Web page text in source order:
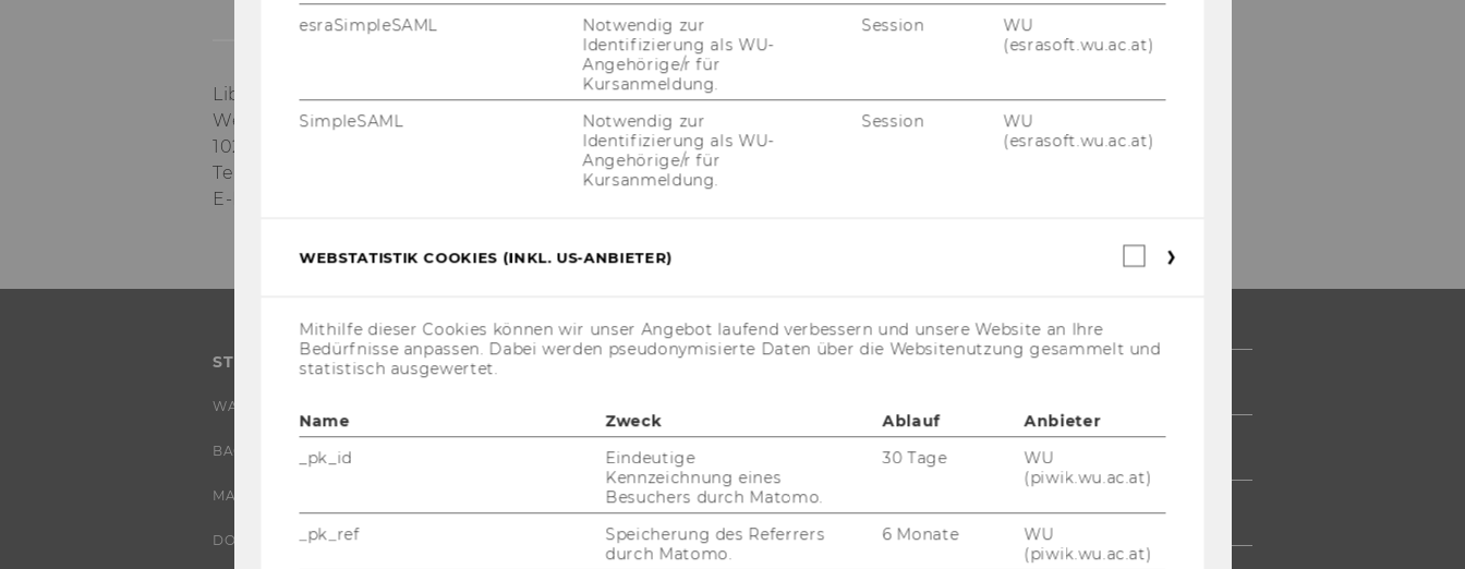
Li­bra­ry & Lear­ning Cen­ter, Level 4
Welt­han­dels­platz 1
1020 Vi­en­na
Tel: +43-​1-31336-4390
E-​Mail:
STUDIUM
WARUM WU?
BACHELOR
MASTER
DOKTORAT / PHD
FORSCHUNG
FORSCHENDE
IMPACT DER FORSCHUNG
ORGANISATION DER
FORSCHUNG
STUDIERENDE
ALUMNI
esraSimpleSAML
Notwendig zur
Identifizierung als WU-
Angehörige/r für
Kursanmeldung.
Session
WU
(esrasoft.wu.ac.at)
SimpleSAML
Notwendig zur
Identifizierung als WU-
Angehörige/r für
Kursanmeldung.
Session
WU
(esrasoft.wu.ac.at)
WEBSTATISTIK COOKIES (INKL. US-ANBIETER)
Webstatistik
Mithilfe dieser Cookies können wir unser Angebot laufend verbessern und unsere Website an Ihre
Bedürfnisse anpassen. Dabei werden pseudonymisierte Daten über die Websitenutzung gesammelt und
statistisch ausgewertet.
Name Zweck Ablauf
Anbieter
_pk_id
Eindeutige
Kennzeichnung eines
Besuchers durch Matomo.
30 Tage
WU
(piwik.wu.ac.at)
_pk_ref
Speicherung des Referrers
durch Matomo.
6 Monate
WU
(piwik.wu.ac.at)